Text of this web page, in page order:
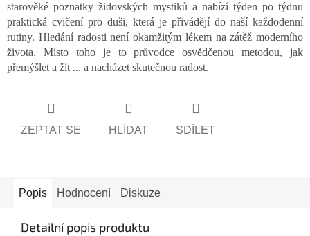
starověké poznatky židovských mystiků a nabízí týden po týdnu
praktická cvičení pro duši, která je přivádějí do naší každodenní
rutiny. Hledání radosti není okamžitým lékem na zátěž moderního
života. Místo toho je to průvodce osvědčenou metodou, jak
přemýšlet a žít ... a nacházet skutečnou radost.
ZEPTAT SE HLÍDAT SDÍLET
Popis Hodnocení Diskuze
Detailní popis produktu